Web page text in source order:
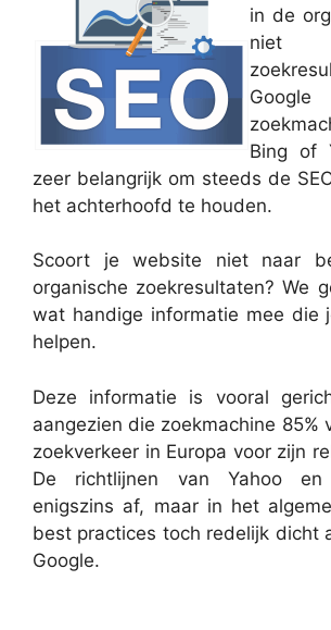
in de
niet
Bing of
zeer belangrijk om steeds de
het achterhoofd te houden.
Scoort je website niet naar
organische zoekresultaten? We
wat handige informatie mee die
helpen.
Deze informatie is vooral
aangezien die zoekmachine 85%
zoekverkeer in Europa voor zijn
De richtlijnen van Yahoo
enigszins af, maar in het
best practices toch redelijk dicht
Google.